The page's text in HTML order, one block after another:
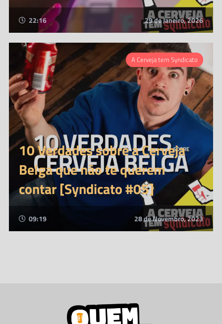
22:16 29 de Janeiro, 2026
A Cerveja tem Syndicato
10 Verdades sobre a Cerveja
Belga que não te querem
contar [Syndicato #05]
09:19 28 de Novembro, 2023